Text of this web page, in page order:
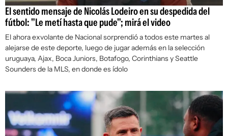
El sentido mensaje de Nicolás Lodeiro en su despedida del
fútbol: "Le metí hasta que pude"; mirá el video
El ahora exvolante de Nacional sorprendió a todos este martes al
alejarse de este deporte, luego de jugar además en la selección
uruguaya, Ajax, Boca Juniors, Botafogo, Corinthians y Seattle
Sounders de la MLS, en donde es ídolo